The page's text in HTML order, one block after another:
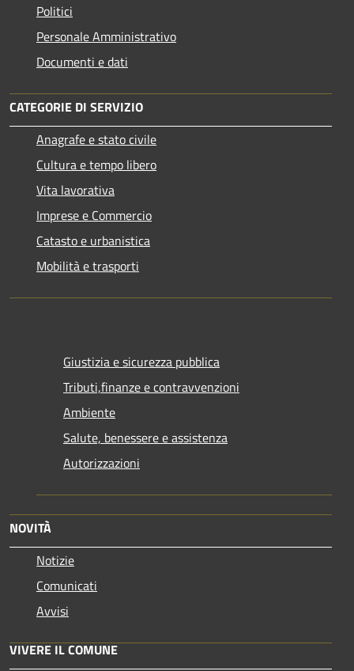
Politici
Personale Amministrativo
Documenti e dati
CATEGORIE DI SERVIZIO
Anagrafe e stato civile
Cultura e tempo libero
Vita lavorativa
Imprese e Commercio
Catasto e urbanistica
Mobilità e trasporti
Giustizia e sicurezza pubblica
Tributi,finanze e contravvenzioni
Ambiente
Salute, benessere e assistenza
Autorizzazioni
NOVITÀ
Notizie
Comunicati
Avvisi
VIVERE IL COMUNE